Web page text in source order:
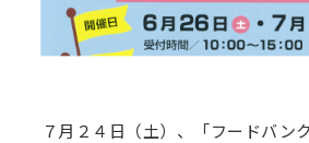
７月２４日（土）、「フードバン